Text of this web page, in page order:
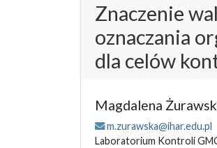
Znaczenie
oznaczania
dla celów
Magdalena
m.zurawska@ihar.edu.pl
Laboratorium Kontroli